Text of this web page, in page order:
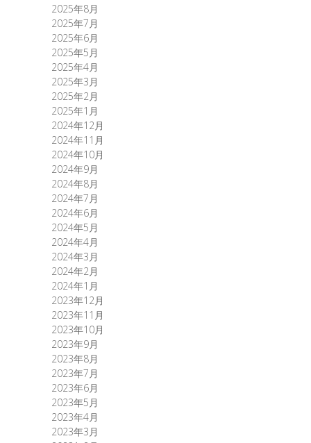
2025年8月
2025年7月
2025年6月
2025年5月
2025年4月
2025年3月
2025年2月
2025年1月
2024年12月
2024年11月
2024年10月
2024年9月
2024年8月
2024年7月
2024年6月
2024年5月
2024年4月
2024年3月
2024年2月
2024年1月
2023年12月
2023年11月
2023年10月
2023年9月
2023年8月
2023年7月
2023年6月
2023年5月
2023年4月
2023年3月